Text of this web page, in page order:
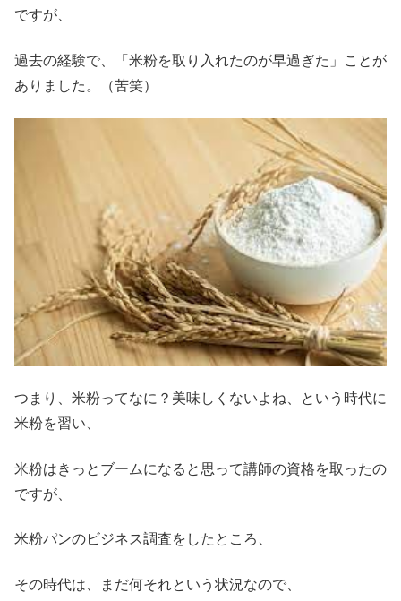
ですが、
過去の経験で、「米粉を取り入れたのが早過ぎた」ことが
ありました。（苦笑）
つまり、米粉ってなに？美味しくないよね、という時代に
米粉を習い、
米粉はきっとブームになると思って講師の資格を取ったの
ですが、
米粉パンのビジネス調査をしたところ、
その時代は、まだ何それという状況なので、